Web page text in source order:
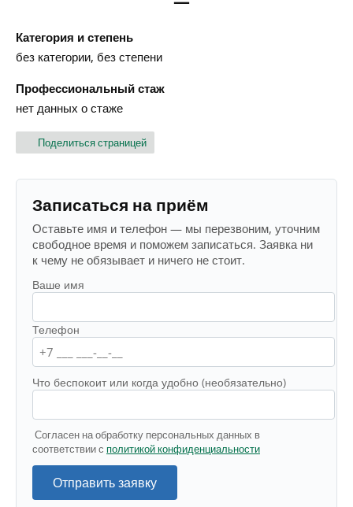
Категория и степень
без категории, без степени
Профессиональный стаж
нет данных о стаже
Поделиться страницей
Записаться на приём
Оставьте имя и телефон — мы перезвоним, уточним
свободное время и поможем записаться. Заявка ни
к чему не обязывает и ничего не стоит.
Ваше имя
Телефон
Что беспокоит или когда удобно (необязательно)
Согласен на обработку персональных данных в
соответствии с политикой конфиденциальности
Отправить заявку